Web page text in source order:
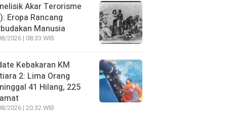
Akar Terorisme
Eropa Rancang
Manusia
2026 | 08:33 WIB
Kebakaran KM
2: Lima Orang
41 Hilang, 225
2026 | 20:32 WIB